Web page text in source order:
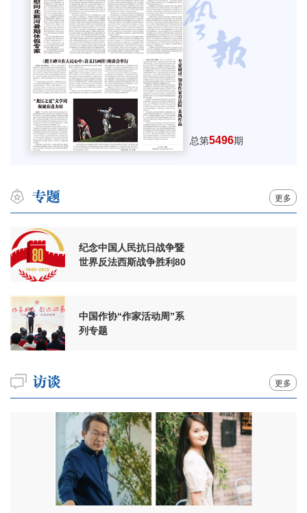
总第5496期
更多
纪念中国人民抗日战争暨
世界反法西斯战争胜利80
中国作协“作家活动周”系
列专题
更多